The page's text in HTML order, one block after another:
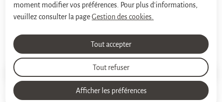
moment modifier vos préférences. Pour plus d'informations,
veuillez consulter la pageGestion des cookies.
Afficher les préférences
Tout accepter
Tout refuser
Sport & Vie associative
Accueil